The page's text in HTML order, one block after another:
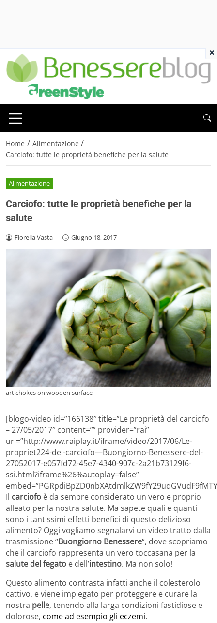
Home / Alimentazione /
Carciofo: tutte le proprietà benefiche per la salute
Alimentazione
Carciofo: tutte le proprietà benefiche per la
salute
Fiorella Vasta - Giugno 18, 2017
artichokes on wooden surface
[blogo-video id=”166138″ title=”Le proprietà del carciofo
– 27/05/2017″ content=”” provider=”rai”
url=”http://www.raiplay.it/iframe/video/2017/06/Le-
propriet224-del-carciofo—Buongiorno-Benessere-del-
27052017-e057fd72-45e7-4340-907c-2a21b73129f6-
ssi.html?iframe%26%autoplay=false”
Il carciofo è da sempre considerato un vero e proprio
alleato per la nostra salute. Ma sapete quali e quanti
sono i tantissimi effetti benefici di questo delizioso
alimento? Oggi vogliamo segnalarvi un video tratto dalla
trasmissione “Buongiorno Benessere“, dove scopriamo
che il carciofo rappresenta un vero toccasana per la
salute del fegato e dell’intestino. Ma non solo!
Questo alimento contrasta infatti anche il colesterolo
cattivo, e viene impiegato per proteggere e curare la
nostra pelle, tenendo alla larga condizioni fastidiose e
dolorose, come ad esempio gli eczemi.
×